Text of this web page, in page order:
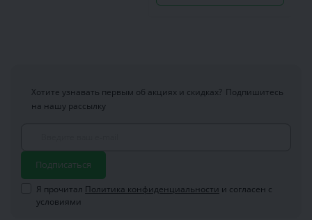
Хотите узнавать первым об акциях и скидках? Подпишитесь
на нашу рассылку
Подписаться
Я прочитал Политика конфиденциальности и согласен с
условиями